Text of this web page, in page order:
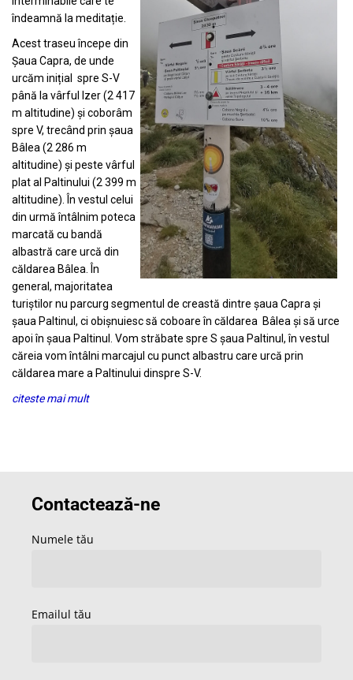
îndeamnă la meditație.
Acest traseu începe din
Șaua Capra, de unde
urcăm inițial spre S-V
până la vârful Izer (2 417
m altitudine) și coborâm
spre V, trecând prin șaua
Bâlea (2 286 m
altitudine) și peste vârful
plat al Paltinului (2 399 m
altitudine). În vestul celui
din urmă întâlnim poteca
marcată cu bandă
albastră care urcă din
căldarea Bâlea. În
general, majoritatea
turiștilor nu parcurg segmentul de creastă dintre șaua Capra și
șaua Paltinul, ci obișnuiesc să coboare în căldarea Bâlea și să urce
apoi în șaua Paltinul. Vom străbate spre S șaua Paltinul, în vestul
căreia vom întâlni marcajul cu punct albastru care urcă prin
căldarea mare a Paltinului dinspre S-V.
citeste mai mult